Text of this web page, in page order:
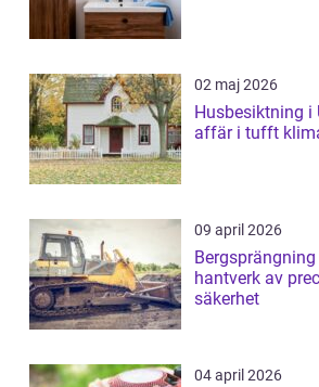
02 maj 2026
Husbesiktning i
affär i tufft
09 april 2026
hantverk av
säkerhet
04 april 2026